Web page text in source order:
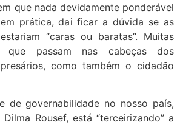
que nada devidamente ponderável
prática, dai ficar a dúvida se as
“caras ou baratas”. Muitas
que passam nas cabeças dos
como também o cidadão
de governabilidade no nosso país,
Rousef, está “terceirizando” a